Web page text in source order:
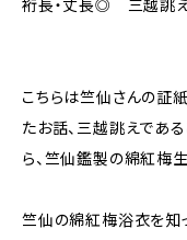
裄長・丈長◎ 三越誂
こちらは竺仙さんの証
たお話、三越誂えであ
ら、竺仙鑑製の綿紅梅
竺仙の綿紅梅浴衣を知